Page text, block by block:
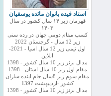
استاد فیده بانوان مائده یوسفیان
قهرمان زیر ۱۴ سال کشور در سال
۱۴۰۳
کسب مقام دومی جهان در رده سنی
زیر 12 سال - گرجستان 2022
اول تیمی زیر 12 سال اسیا - 2021-
انلاین
مدال برنز زیر 10 سال کشور - 1398
مقام اول زیر 10 سال استان - 1398
مقام سوم زیر 8سال جام اینده سازان
کشور -اردیبهشت 1397
مدال برنز زیر 10 سال کشور - 1398